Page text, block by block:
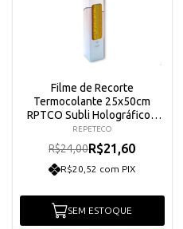
Filme de Recorte
Termocolante 25x50cm
RPTCO Subli Holográfico -
Dourado Confete
REPETECO
R$24,00R$21,60
R$20,52 com PIX
SEM ESTOQUE